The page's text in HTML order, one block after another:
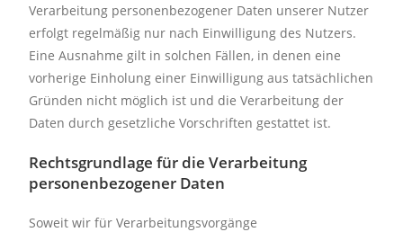
Verarbeitung personenbezogener Daten unserer Nutzer
erfolgt regelmäßig nur nach Einwilligung des Nutzers.
Eine Ausnahme gilt in solchen Fällen, in denen eine
vorherige Einholung einer Einwilligung aus tatsächlichen
Gründen nicht möglich ist und die Verarbeitung der
Daten durch gesetzliche Vorschriften gestattet ist.
Rechtsgrundlage für die Verarbeitung
personenbezogener Daten
Soweit wir für Verarbeitungsvorgänge